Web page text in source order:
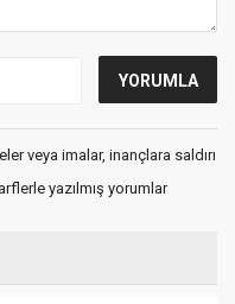
veya imalar, inançlara saldırı
yazılmış yorumlar